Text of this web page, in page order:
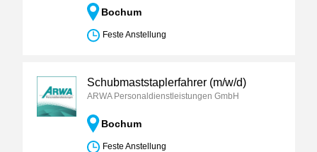
Bochum
Feste Anstellung
Schubmaststaplerfahrer (m/w/d)
ARWA Personaldienstleistungen GmbH
Bochum
Feste Anstellung